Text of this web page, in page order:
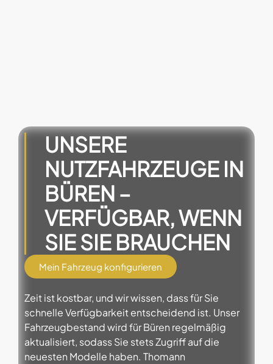
UNSERE
NUTZFAHRZEUGE IN
BÜREN –
VERFÜGBAR, WENN
SIE SIE BRAUCHEN
Mein Fahrzeug konfigurieren
Zeit ist kostbar, und wir wissen, dass für Sie
schnelle Verfügbarkeit entscheidend ist. Unser
Fahrzeugbestand wird für Büren regelmäßig
aktualisiert, sodass Sie stets Zugriff auf die
neuesten Modelle haben. Thomann